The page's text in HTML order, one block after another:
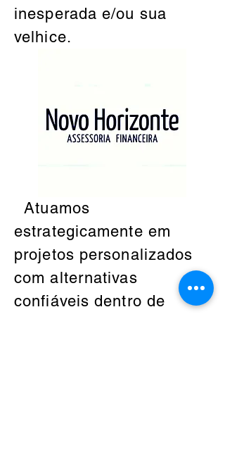
inesperada e/ou sua
velhice.
Atuamos
estrategicamente em
projetos personalizados
com alternativas
confiáveis dentro de